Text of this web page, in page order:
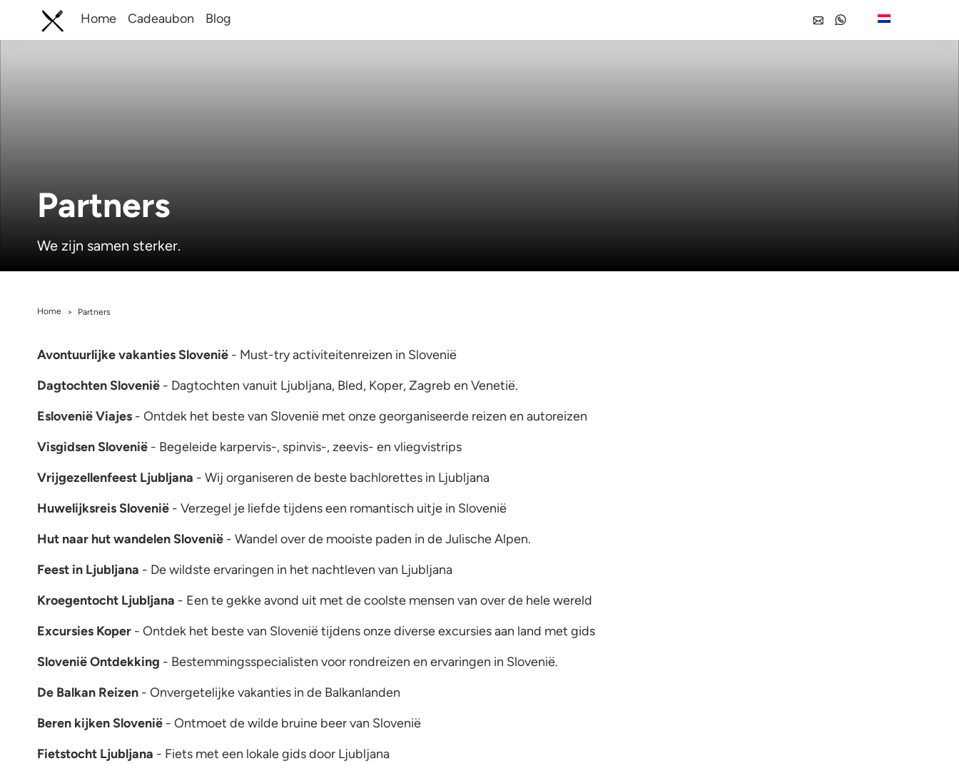
Home Cadeaubon Blog
Partners
We zijn samen sterker.
Home > Partners
Avontuurlijke vakanties Slovenië - Must-try activiteitenreizen in Slovenië
Dagtochten Slovenië - Dagtochten vanuit Ljubljana, Bled, Koper, Zagreb en Venetië.
Eslovenië Viajes - Ontdek het beste van Slovenië met onze georganiseerde reizen en autoreizen
Visgidsen Slovenië - Begeleide karpervis-, spinvis-, zeevis- en vliegvistrips
Vrijgezellenfeest Ljubljana - Wij organiseren de beste bachlorettes in Ljubljana
Huwelijksreis Slovenië - Verzegel je liefde tijdens een romantisch uitje in Slovenië
Hut naar hut wandelen Slovenië - Wandel over de mooiste paden in de Julische Alpen.
Feest in Ljubljana - De wildste ervaringen in het nachtleven van Ljubljana
Kroegentocht Ljubljana - Een te gekke avond uit met de coolste mensen van over de hele wereld
Excursies Koper - Ontdek het beste van Slovenië tijdens onze diverse excursies aan land met gids
Slovenië Ontdekking - Bestemmingsspecialisten voor rondreizen en ervaringen in Slovenië.
De Balkan Reizen - Onvergetelijke vakanties in de Balkanlanden
Beren kijken Slovenië - Ontmoet de wilde bruine beer van Slovenië
Fietstocht Ljubljana - Fiets met een lokale gids door Ljubljana